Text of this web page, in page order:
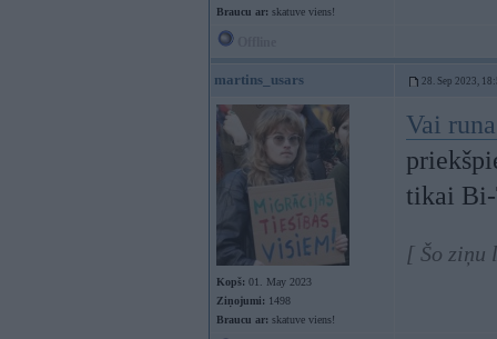
Braucu ar: skatuve viens!
martins_usars 28. Sep 2023,
Kopš: 01. May 2023
Ziņojumi: 1498
Braucu ar: skatuve viens!
Vai
tikai
[ Šo ziņu